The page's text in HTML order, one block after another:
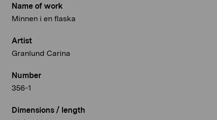
Name of work
Minnen i en flaska
Artist
Granlund Carina
Number
356-1
Dimensions / length